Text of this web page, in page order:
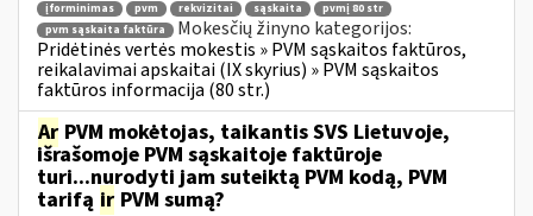
įforminimas pvm rekvizitai sąskaita
pvmį 80 str
pvm sąskaita faktūra
Mokesčių žinyno kategorijos:
Pridėtinės vertės mokestis » PVM sąskaitos faktūros,
reikalavimai apskaitai (IX skyrius) » PVM sąskaitos
faktūros informacija (80 str.)
Ar PVM mokėtojas, taikantis SVS Lietuvoje,
išrašomoje PVM sąskaitoje faktūroje
turi...nurodyti jam suteiktą PVM kodą, PVM
tarifą ir PVM sumą?